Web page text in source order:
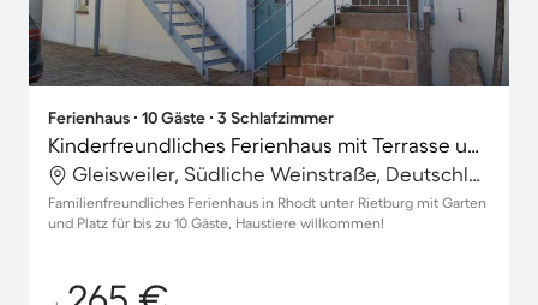
Ferienhaus ∙ 10 Gäste ∙ 3 Schlafzimmer
Kinderfreundliches Ferienhaus mit Terrasse und Garten | Haustiere sind willkommen
Gleisweiler, Südliche Weinstraße, Deutschland
Familienfreundliches Ferienhaus in Rhodt unter Rietburg mit Garten
und Platz für bis zu 10 Gäste, Haustiere willkommen!